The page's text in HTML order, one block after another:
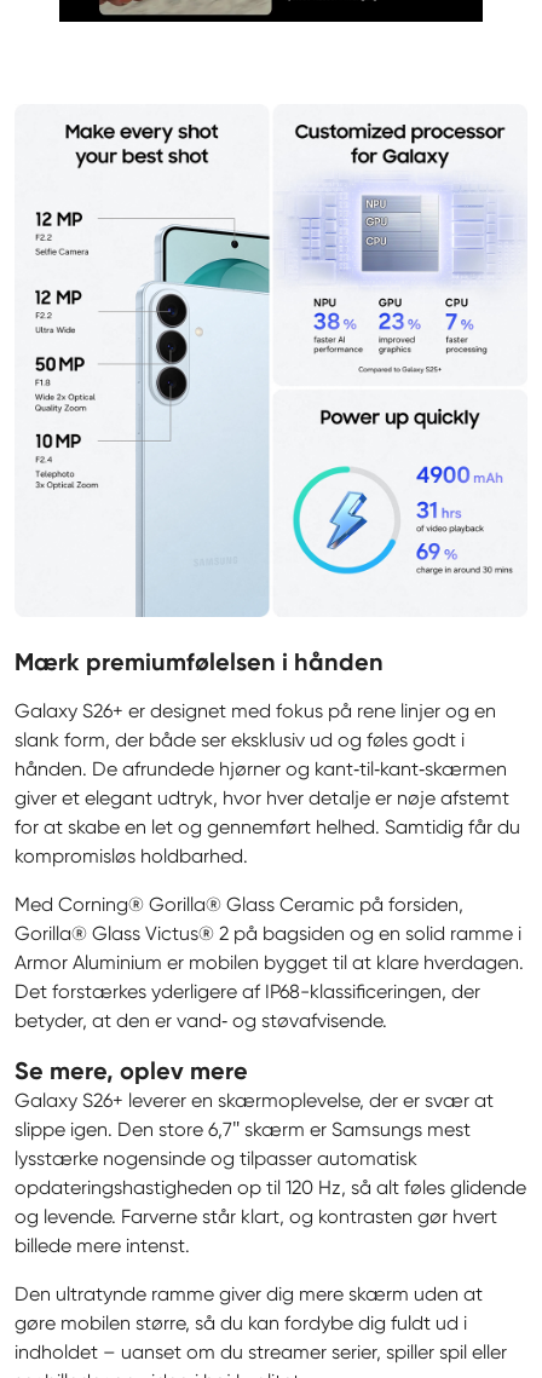
Mærk premiumfølelsen i hånden
Galaxy S26+ er designet med fokus på rene linjer og en
slank form, der både ser eksklusiv ud og føles godt i
hånden. De afrundede hjørner og kant‑til‑kant‑skærmen
giver et elegant udtryk, hvor hver detalje er nøje afstemt
for at skabe en let og gennemført helhed. Samtidig får du
kompromisløs holdbarhed.
Med Corning® Gorilla® Glass Ceramic på forsiden,
Gorilla® Glass Victus® 2 på bagsiden og en solid ramme i
Armor Aluminium er mobilen bygget til at klare hverdagen.
Det forstærkes yderligere af IP68-klassificeringen, der
betyder, at den er vand‑ og støvafvisende.
Se mere, oplev mere
Galaxy S26+ leverer en skærmoplevelse, der er svær at
slippe igen. Den store 6,7″ skærm er Samsungs mest
lysstærke nogensinde og tilpasser automatisk
opdateringshastigheden op til 120 Hz, så alt føles glidende
og levende. Farverne står klart, og kontrasten gør hvert
billede mere intenst.
Den ultratynde ramme giver dig mere skærm uden at
gøre mobilen større, så du kan fordybe dig fuldt ud i
indholdet – uanset om du streamer serier, spiller spil eller